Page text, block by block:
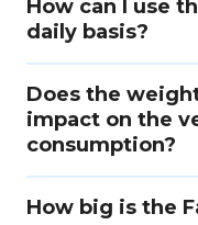
How can I use
daily basis?
Does the
impact on the
consumption?
How big is the